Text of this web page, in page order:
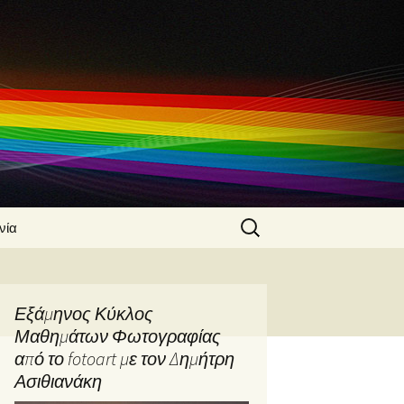
από τον
από τον
Search
for:
Εξάμηνος Κύκλος
Μαθημάτων Φωτογραφίας
από το fotoart με τον Δημήτρη
Ασιθιανάκη